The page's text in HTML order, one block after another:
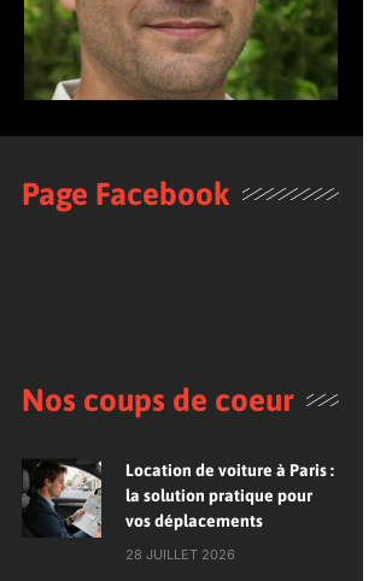
Page Facebook
Nos coups de coeur
Location de voiture à Paris :
la solution pratique pour
vos déplacements
28 JUILLET 2026